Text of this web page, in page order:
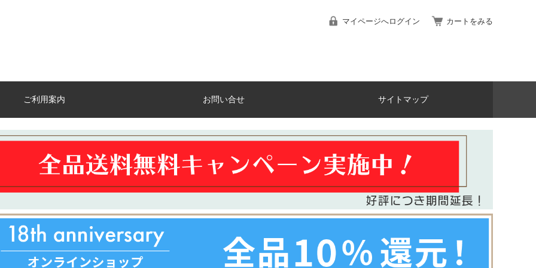
マイページへログイン カートをみる
ご利用案内 お問い合せ サイトマップ